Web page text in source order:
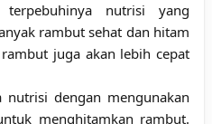
nutrisi yang
rambut sehat dan hitam
juga akan lebih cepat
nutrisi dengan mengunakan
menghitamkan rambut.